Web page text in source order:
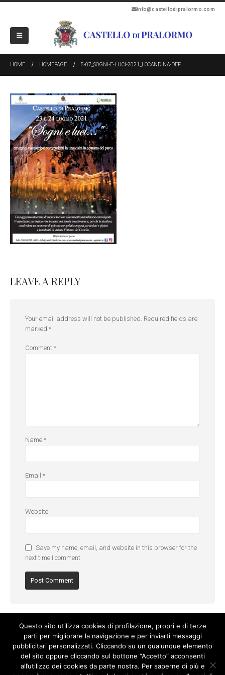
info@castellodipralormo.com
HOME HOMEPAGE 5-07_SOGNI-E-LUCI-2021_LOCANDINA-DEF
LEAVE A REPLY
Your email address will not be published. Required fields are
marked *
Comment *
Name *
Email *
Website
Save my name, email, and website in this browser for the
next time I comment.
Questo sito utilizza cookies di profilazione, propri e di terze
parti per migliorare la navigazione e per inviarti messaggi
pubblicitari personalizzati. Cliccando su un qualunque elemento
del sito oppure cliccando sul bottone “Accetto” acconsenti
all’utilizzo dei cookies da parte nostra. Per saperne di più e